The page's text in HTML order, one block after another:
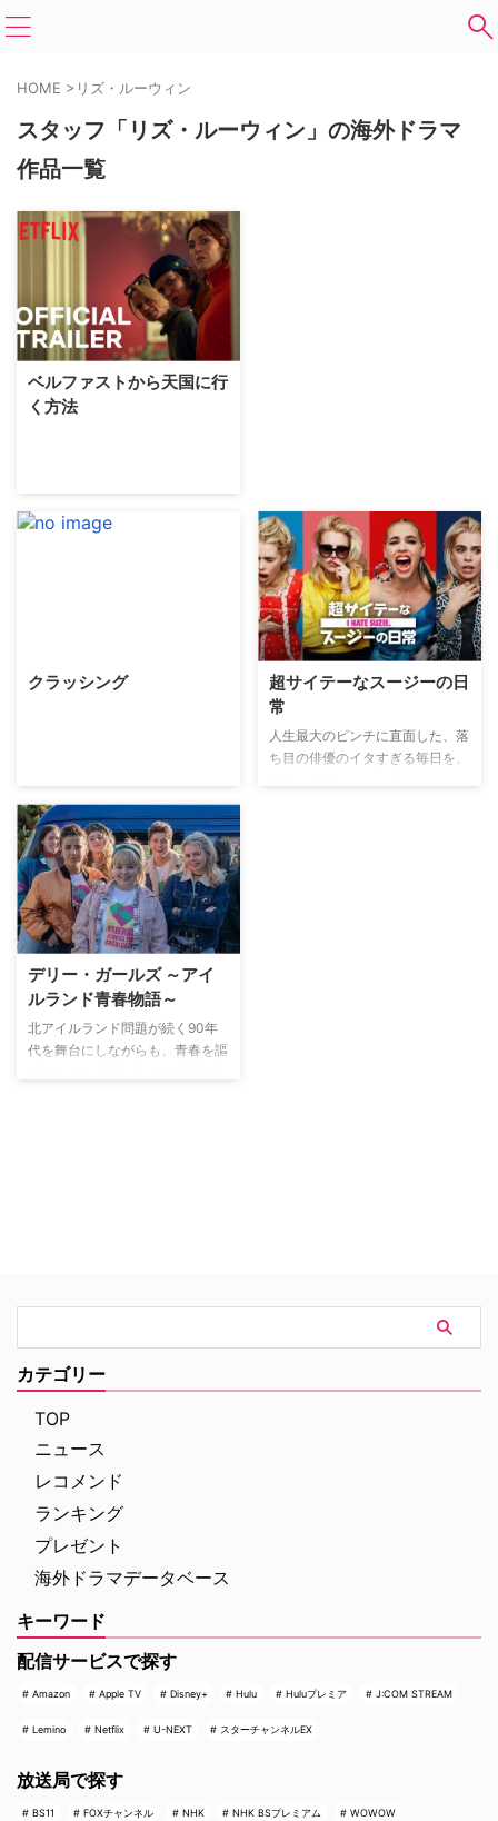
HOME > リズ・ルーウィン
スタッフ「リズ・ルーウィン」の海外ドラマ
作品一覧
ベルファストから天国に行
く方法
クラッシング
超サイテーなスージーの日
常
人生最大のピンチに直面した、落
ち目の俳優のイタすぎる毎日を、
デリー・ガールズ ～アイ
ルランド青春物語～
北アイルランド問題が続く90年
代を舞台にしながらも、青春を謳
カテゴリー
TOP
ニュース
レコメンド
ランキング
プレゼント
海外ドラマデータベース
キーワード
配信サービスで探す
Amazon Apple TV Disney+ Hulu Huluプレミア J:COM STREAM
Lemino Netflix U-NEXT スターチャンネルEX
放送局で探す
BS11 FOXチャンネル NHK NHK BSプレミアム WOWOW